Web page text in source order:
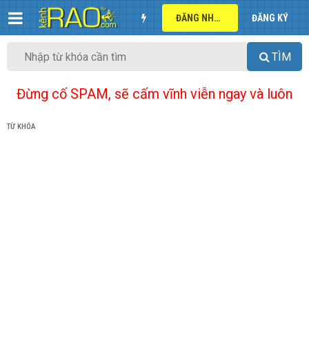
ĐĂNG NHẬP ĐĂNG KÝ
TÌM
Đừng cố SPAM, sẽ cấm vĩnh viễn ngay và luôn
TỪ KHÓA